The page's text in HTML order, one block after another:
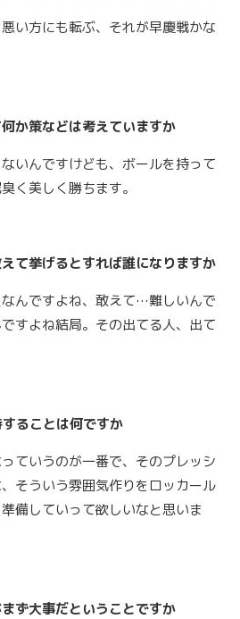
い方にも転ぶ、それが早慶戦かな
か策などは考えていますか
いんですけども、ボールを持って
く美しく勝ちます。
て挙げるとすれば誰になりますか
んですよね、敢えて…難しいんで
すよね結局。その出てる人、出て
することは何ですか
ていうのが一番で、そのプレッシ
そういう雰囲気作りをロッカール
備していって欲しいなと思いま
ず大事だということですか